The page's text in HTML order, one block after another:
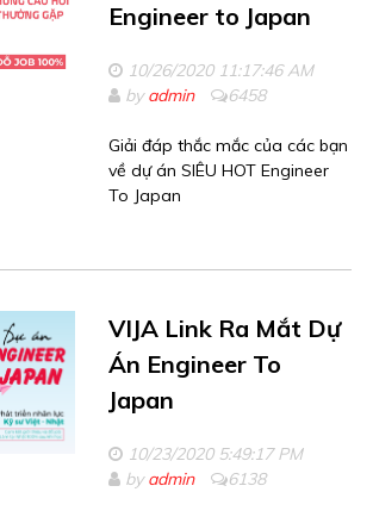
Engineer to Japan
10/26/2020 11:17:46 AM
byadmin 6458
Giải đáp thắc mắc của các bạn
về dự án SIÊU HOT Engineer
To Japan
VIJA Link Ra Mắt Dự
Án Engineer To
Japan
10/23/2020 5:49:17 PM
byadmin 6138